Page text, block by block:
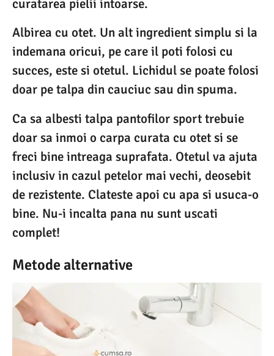
curatarea pielii intoarse.
Albirea cu otet. Un alt ingredient simplu si la
indemana oricui, pe care il poti folosi cu
succes, este si otetul. Lichidul se poate folosi
doar pe talpa din cauciuc sau din spuma.
Ca sa albesti talpa pantofilor sport trebuie
doar sa inmoi o carpa curata cu otet si se
freci bine intreaga suprafata. Otetul va ajuta
inclusiv in cazul petelor mai vechi, deosebit
de rezistente. Clateste apoi cu apa si usuca-o
bine. Nu-i incalta pana nu sunt uscati
complet!
Metode alternative